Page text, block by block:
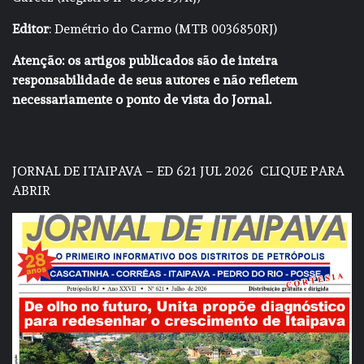
Editor: Demétrio do Carmo (MTB 0036850RJ)
Atenção: os artigos publicados são de inteira
responsabilidade de seus autores e não refletem
necessariamente o ponto de vista do Jornal.
JORNAL DE ITAIPAVA – ED 621 JUL 2026 CLIQUE PARA
ABRIR